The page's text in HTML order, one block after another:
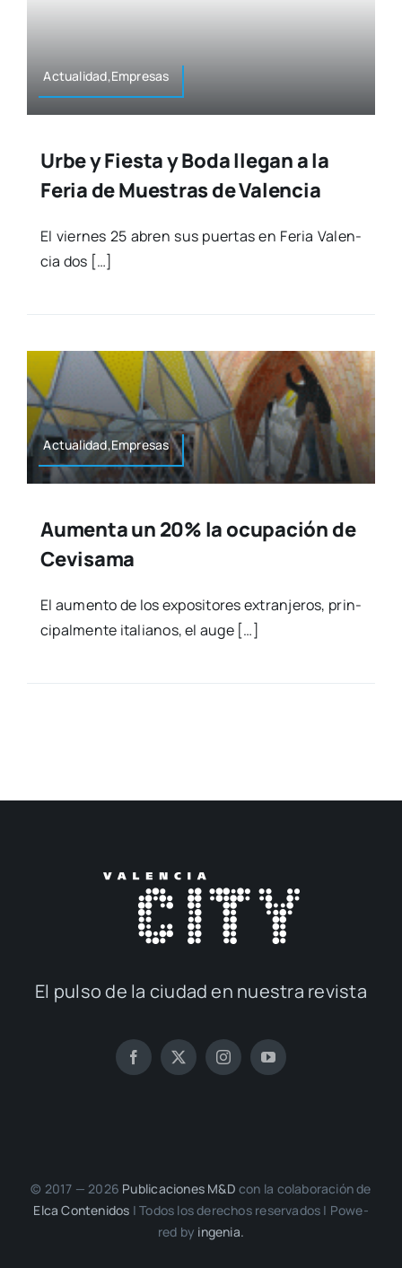
Actualidad,Empresas
Urbe y Fiesta y Boda llegan a la
Feria de Muestras de Valencia
El vier­nes 25 abren sus puer­tas en Feria Valen­
cia dos […]
Actualidad,Empresas
Aumenta un 20% la ocupación de
Cevisama
El aumen­to de los expo­si­to­res extran­je­ros, prin­
ci­pal­men­te ita­lia­nos, el auge […]
El pul­so de la ciu­dad en nues­tra revis­ta
© 2017 — 2026 Publi­ca­cio­nes M&D con la cola­bo­ra­ción de
Elca Con­te­ni­dos | Todos los dere­chos reser­va­dos | Powe­
red by inge­nia.